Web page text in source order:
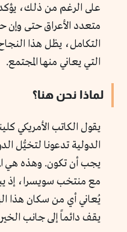
على الرغم من ذلك،
متعدد الأعراق حتى
التكامل، يظل هذا
التي يعاني منها المجتمع.
لماذا نحن هنا؟
يقول الكاتب الأمريكي
الدولية تدعونا لتخيُّل
يجب أن تكون. وهذه هي
مع منتخب سويسرا، إذ
يُعاني أي من سكان هذا
يقف دائماً إلى جانب